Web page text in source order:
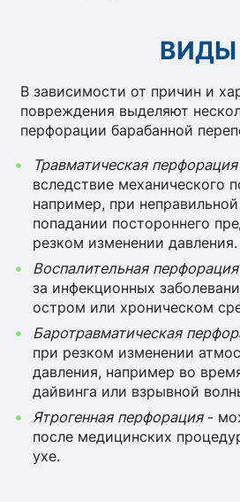
ВИДЫ
В зависимости от причин и
повреждения выделяют
перфорации барабанной
Травматическая перфорация
вследствие механического
например, при
попадании постороннего
резком изменении давления.
Воспалительная перфорация
за инфекционных
остром или хроническом
Баротравматическая
при резком изменении
давления, например во
дайвинга или взрывной
Ятрогенная перфорация-
после медицинских
ухе.